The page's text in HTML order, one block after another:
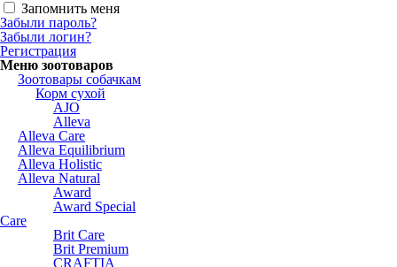
Запомнить меня
Забыли пароль?
Забыли логин?
Регистрация
Меню зоотоваров
Зоотовары собачкам
Корм сухой
AJO
Alleva
Alleva Care
Alleva Equilibrium
Alleva Holistic
Alleva Natural
Award
Award Special
Care
Brit Care
Brit Premium
CRAFTIA